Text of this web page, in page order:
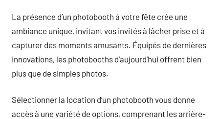
La présence d’un photobooth à votre fête crée une
ambiance unique, invitant vos invités à lâcher prise et à
capturer des moments amusants. Équipés de dernières
innovations, les photobooths d’aujourd’hui offrent bien
plus que de simples photos.
Sélectionner la location d’un photobooth vous donne
accès à une variété de options, comprenant les arrière-